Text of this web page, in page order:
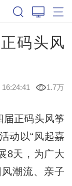
码头风
1.7万
正码头风筝
动以“风起嘉
8天，为广大
潮流、亲子